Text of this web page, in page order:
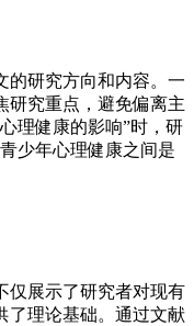
的研究方向和内容。一
研究重点，避免偏离主
理健康的影响”时，研
少年心理健康之间是
仅展示了研究者对现有
了理论基础。通过文献